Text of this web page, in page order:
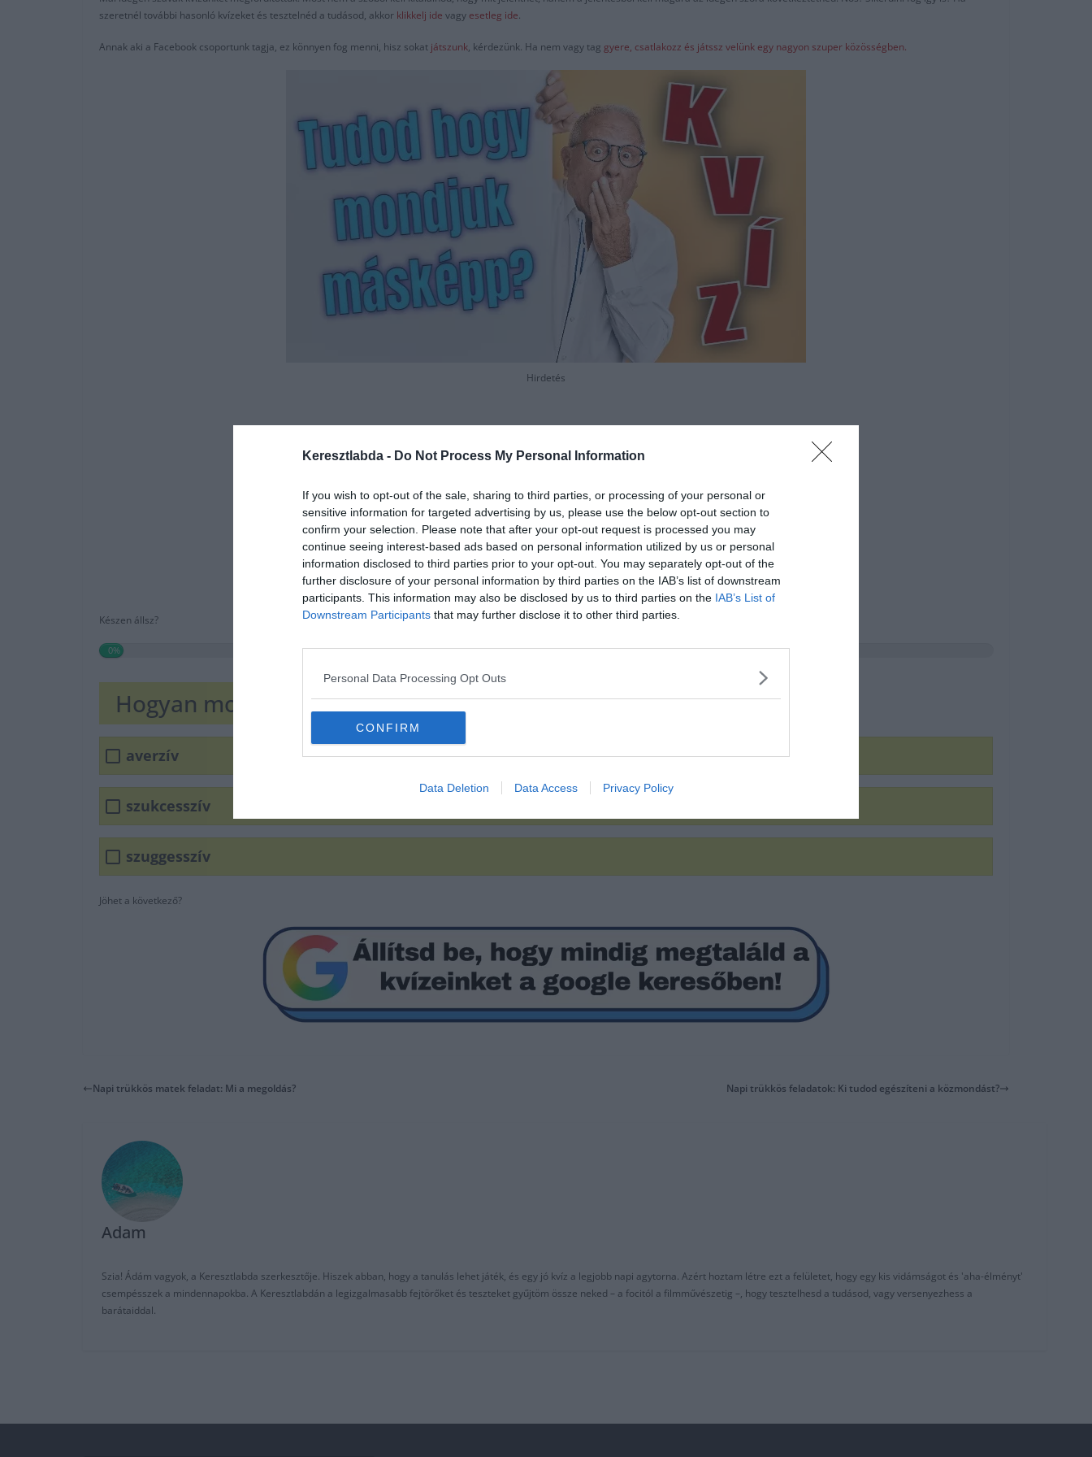
Keresztlabda - Do Not Process My Personal Information
If you wish to opt-out of the sale, sharing to third parties, or processing of your personal or
sensitive information for targeted advertising by us, please use the below opt-out section to
confirm your selection. Please note that after your opt-out request is processed you may
continue seeing interest-based ads based on personal information utilized by us or personal
information disclosed to third parties prior to your opt-out. You may separately opt-out of the
further disclosure of your personal information by third parties on the IAB’s list of downstream
participants. This information may also be disclosed by us to third parties on the IAB’s List of
Downstream Participants that may further disclose it to other third parties.
Personal Data Processing Opt Outs
CONFIRM
Data Deletion Data Access Privacy Policy
szeretnél további hasonló kvízeket és tesztelnéd a tudásod, akkor klikkelj ide vagy esetleg ide.
Annak aki a Facebook csoportunk tagja, ez könnyen fog menni, hisz sokat játszunk, kérdezünk. Ha nem vagy tag gyere, csatlakozz és játssz velünk egy nagyon szuper közösségben.
Hirdetés
Készen állsz?
0%
Hogyan mondjuk idegen kifejezéssel, hogy 'egymást követő'?
averzív
szukcesszív
szuggesszív
Jöhet a következő?
Napi trükkös matek feladat: Mi a megoldás? Napi trükkös feladatok: Ki tudod egészíteni a közmondást?
Adam
Szia! Ádám vagyok, a Keresztlabda szerkesztője. Hiszek abban, hogy a tanulás lehet játék, és egy jó kvíz a legjobb napi agytorna. Azért hoztam létre ezt a felületet, hogy egy kis vidámságot és 'aha-élményt'
csempésszek a mindennapokba. A Keresztlabdán a legizgalmasabb fejtörőket és teszteket gyűjtöm össze neked – a focitól a filmművészetig –, hogy tesztelhesd a tudásod, vagy versenyezhess a
barátaiddal.